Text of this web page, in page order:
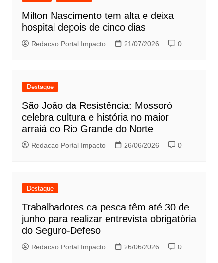
Milton Nascimento tem alta e deixa
hospital depois de cinco dias
Redacao Portal Impacto 21/07/2026 0
Destaque
São João da Resistência: Mossoró
celebra cultura e história no maior
arraiá do Rio Grande do Norte
Redacao Portal Impacto 26/06/2026 0
Destaque
Trabalhadores da pesca têm até 30 de
junho para realizar entrevista obrigatória
do Seguro-Defeso
Redacao Portal Impacto 26/06/2026 0